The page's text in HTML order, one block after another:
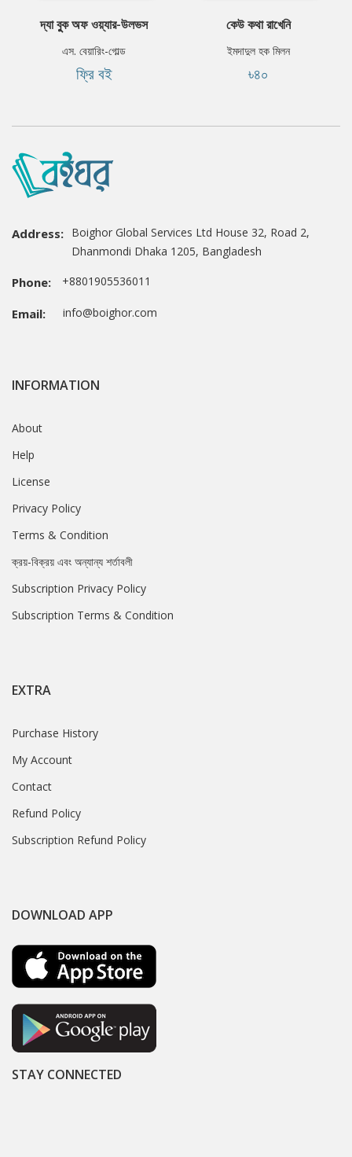
দ্যা বুুক অফ ওয়্যার-উলভস
এস. বেয়ারিং-গোল্ড
ফ্রি বই
কেউ কথা রাখেনি
ইমদাদুল হক মিলন
৳৪০
Address: Boighor Global Services Ltd House 32, Road 2,
Dhanmondi Dhaka 1205, Bangladesh
Phone: +8801905536011
Email: info@boighor.com
INFORMATION
About
Help
License
Privacy Policy
Terms & Condition
ক্রয়-বিক্রয় এবং অন্যান্য শর্তাবলী
Subscription Privacy Policy
Subscription Terms & Condition
EXTRA
Purchase History
My Account
Contact
Refund Policy
Subscription Refund Policy
DOWNLOAD APP
STAY CONNECTED